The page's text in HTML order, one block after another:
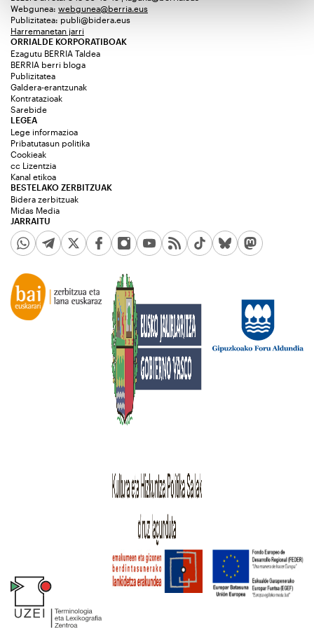
Webgunea: webgunea@berria.eus
Publizitatea: publi@bidera.eus
Harremanetan jarri
ORRIALDE KORPORATIBOAK
Ezagutu BERRIA Taldea
BERRIA berri bloga
Publizitatea
Galdera-erantzunak
Kontratazioak
Sarebide
JARRAITU
LEGEA
Lege informazioa
Pribatutasun politika
Cookieak
cc Lizentzia
Kanal etikoa
BESTELAKO ZERBITZUAK
Bidera zerbitzuak
Midas Media